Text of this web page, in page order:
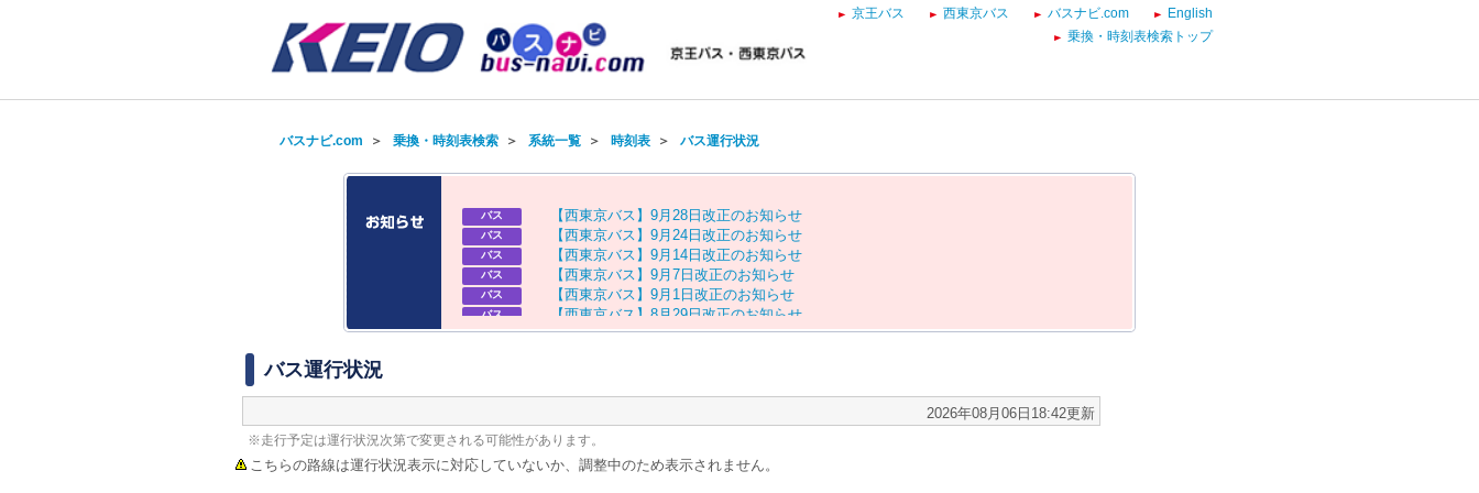
京王バス 西東京バス バスナビ.com
English
乗換・時刻表検索トップ
バスナビ.com ＞ 乗換・時刻表検索＞ 系統一覧＞ 時刻表＞ バス運行状況
バス 【西東京バス 】 9月 28 日 改正のお知 らせ
バス 【西東京バス 】 9月 24 日 改正のお知 らせ
バス 【西東京バス 】 9月 14 日 改正のお知 らせ
バス 【西東京バス 】 9月 7 日 改正のお知 らせ
バス 【西東京バス 】 9月 1 日 改正のお知 らせ
バス 【西東京バス 】 8 月 29日改正のお知 らせ
バス 【京王バス】お盆ダイヤのお知らせ
バス運行状況
2026年08月06日18:42更新
※走行予定は運行状況次第で変更される可能性があります。
こちらの路線は運行状況表示に対応していないか、調整中のため表示されません。